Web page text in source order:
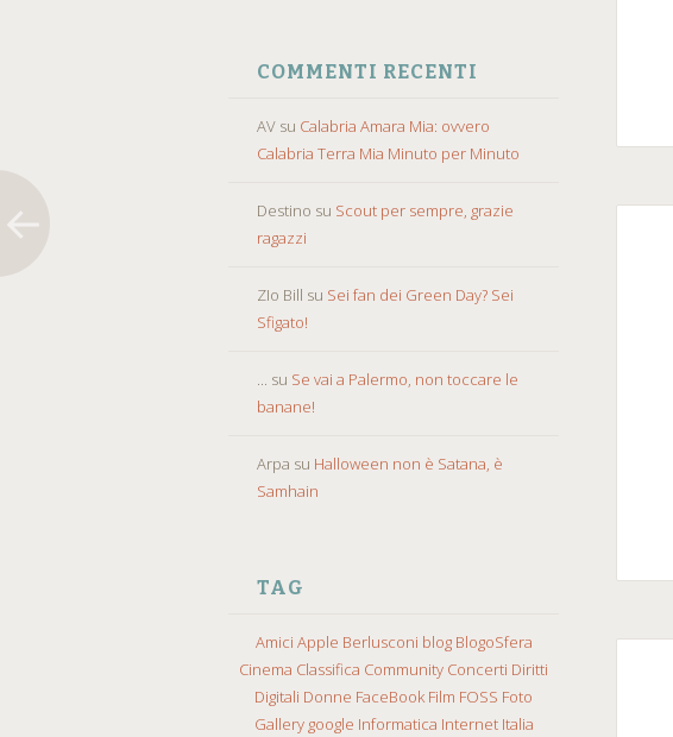
COMMENTI RECENTI
AV su Calabria Amara Mia: ovvero
Calabria Terra Mia Minuto per Minuto
Destino su Scout per sempre, grazie
ragazzi
ZIo Bill su Sei fan dei Green Day? Sei
Sfigato!
... su Se vai a Palermo, non toccare le
banane!
Arpa su Halloween non è Satana, è
Samhain
TAG
Amici Apple Berlusconi blog BlogoSfera
Cinema Classifica Community Concerti Diritti
Digitali Donne FaceBook Film FOSS Foto
Gallery google Informatica Internet Italia